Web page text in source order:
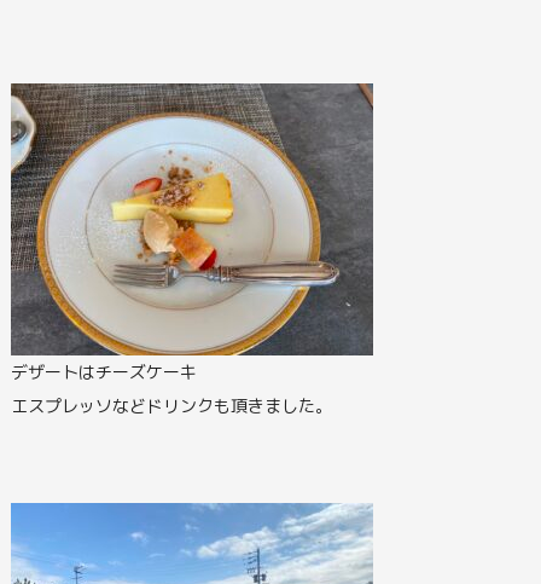
デザートはチーズケーキ
エスプレッソなどドリンクも頂きました。